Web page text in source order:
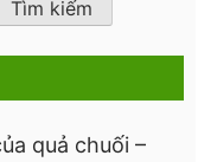
quả chuối –